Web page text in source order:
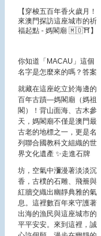
【穿梭五百年香火歲月！
來澳門探訪這座城市的祈
福起點 - 媽閣廟 🇲🇴⛩️】
你知道「MACAU」這個
名字是怎麼來的嗎？答案
就藏在這座屹立於海邊的
百年古蹟—媽閣廟（媽祖
閣）！背山面海、古木參
天，媽閣廟不僅是澳門最
古老的地標之一，更是名
列聯合國教科文組織的世
界文化遺產 ✨走進石牌
坊，空氣中瀰漫著淡淡沉
香，古樸的石雕、飛簷與
紅牆交織出幽靜典雅的氣
息。這裡數百年來守護著
出海的漁民與這座城市的
平平安安。來到這裡，誠